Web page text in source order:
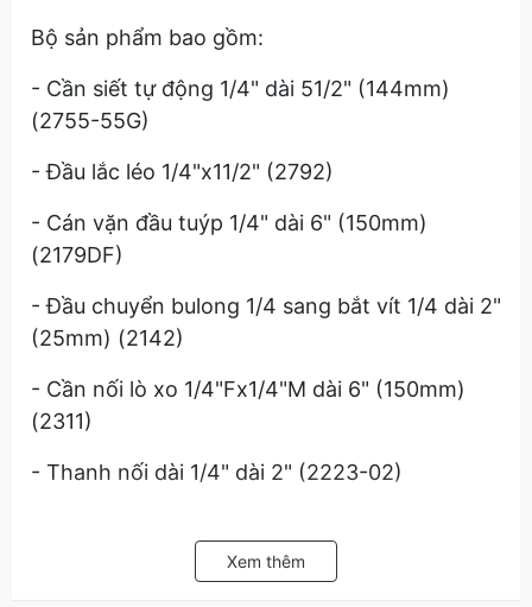
Bộ sản phẩm bao gồm:
- Cần siết tự động 1/4" dài 51/2" (144mm)
(2755-55G)
- Đầu lắc léo 1/4"x11/2" (2792)
- Cán vặn đầu tuýp 1/4" dài 6" (150mm)
(2179DF)
- Đầu chuyển bulong 1/4 sang bắt vít 1/4 dài 2"
(25mm) (2142)
- Cần nối lò xo 1/4"Fx1/4"M dài 6" (150mm)
(2311)
- Thanh nối dài 1/4" dài 2" (2223-02)
Xem thêm